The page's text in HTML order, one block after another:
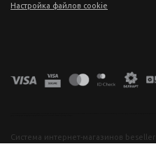
Настройка файлов cookie
Система интернет-магазинов beseller